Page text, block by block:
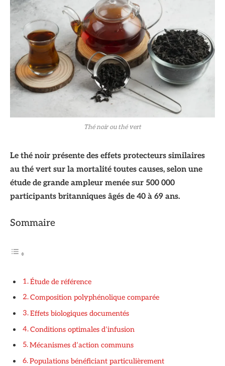
Thé noir ou thé vert
Le thé noir présente des effets protecteurs similaires
au thé vert sur la mortalité toutes causes, selon une
étude de grande ampleur menée sur 500 000
participants britanniques âgés de 40 à 69 ans.
Sommaire
Étude de référence
Composition polyphénolique comparée
Effets biologiques documentés
Conditions optimales d’infusion
Mécanismes d’action communs
Populations bénéficiant particulièrement